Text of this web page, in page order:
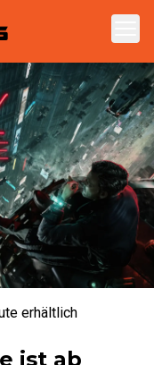
erhältlich
ist ab